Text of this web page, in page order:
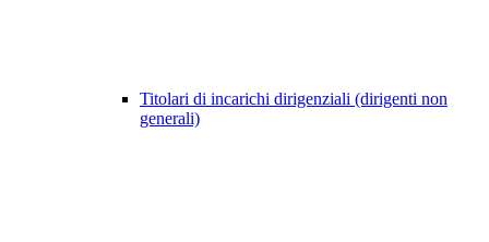
Titolari di incarichi dirigenziali (dirigenti non
generali)